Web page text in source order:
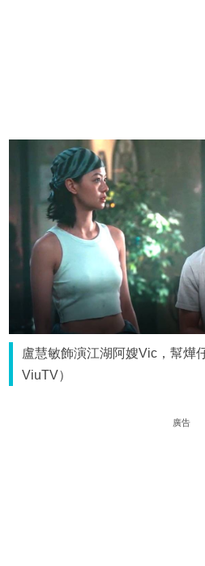
盧慧敏飾演江湖阿嫂Vic，幫燁
ViuTV）
廣告